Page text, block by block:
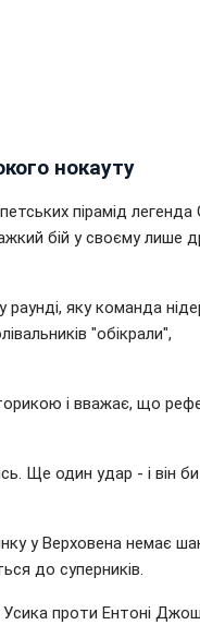
нокауту
пірамід легенда
бій у своєму лише
яку команда
"обікрали",
і вважає, що
Ще один удар - і він
у Верховена немає
до суперників.
Усика проти Ентоні